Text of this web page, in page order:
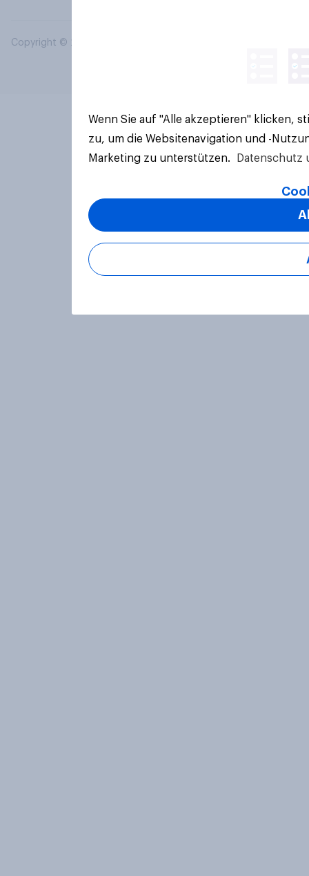
Copyright © 2026 YouGov PLC. Alle Rechte vorbehalten.
Wenn Sie auf "Alle akzeptieren" klicken,
zu, um die Websitenavigation und -
Marketing zu unterstützen.
Datenschutz